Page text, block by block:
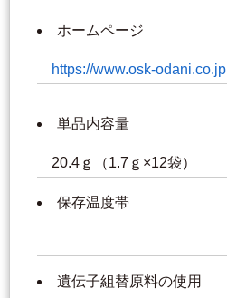
ホームページ
https://www.osk-odani.co.jp
単品内容量
20.4ｇ（1.7ｇ×12袋）
保存温度帯
遺伝子組替原料の使用